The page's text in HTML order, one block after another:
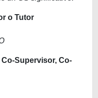
o Tutor
Supervisor, Co-